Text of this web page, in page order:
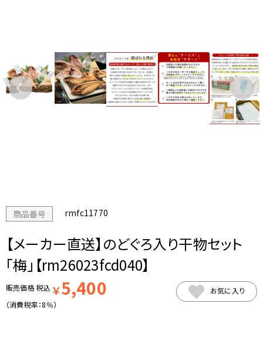
商品番号 rmfc11770
【メーカー直送】のどぐろ入り干物セット
「梅」【rm26023fcd040】
販売価格税込 ￥5,400
（消費税率：8％）
お気に入り